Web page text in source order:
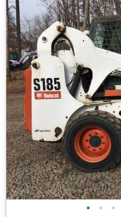
• • •